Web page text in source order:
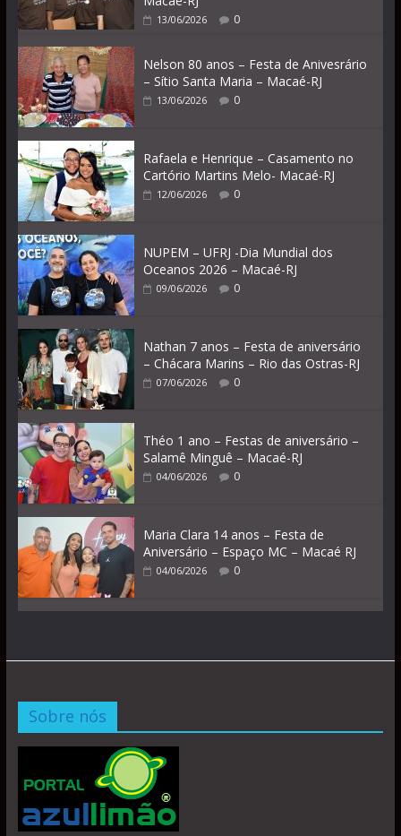
13/06/2026 0
Nelson 80 anos – Festa de Anivesrário
– Sítio Santa Maria – Macaé-RJ
13/06/2026 0
Rafaela e Henrique – Casamento no
Cartório Martins Melo- Macaé-RJ
12/06/2026 0
NUPEM – UFRJ -Dia Mundial dos
Oceanos 2026 – Macaé-RJ
09/06/2026 0
Nathan 7 anos – Festa de aniversário
– Chácara Marins – Rio das Ostras-RJ
07/06/2026 0
Théo 1 ano – Festas de aniversário –
Salamê Minguê – Macaé-RJ
04/06/2026 0
Maria Clara 14 anos – Festa de
Aniversário – Espaço MC – Macaé RJ
04/06/2026 0
Sobre nós